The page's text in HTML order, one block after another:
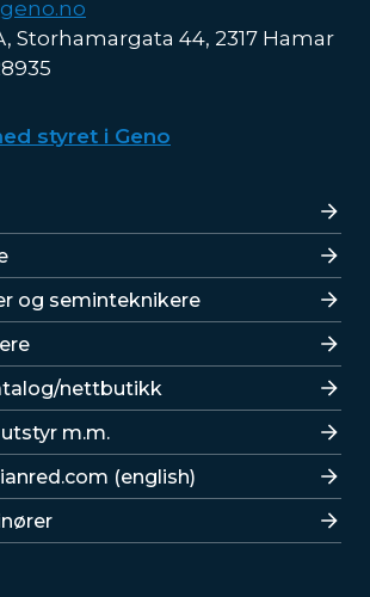
Storhamargata 44, 2317 Hamar
styret i Geno
og seminteknikere
nettbutikk
m.m.
(english)